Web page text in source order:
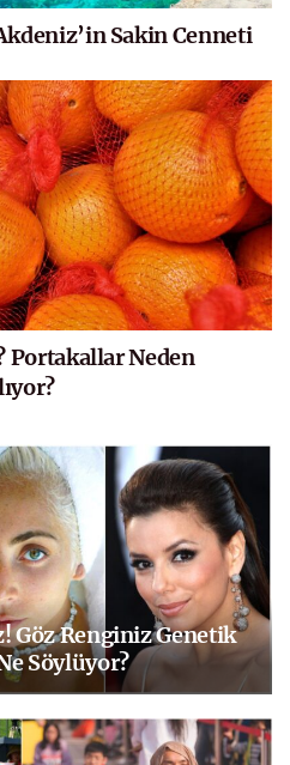
Sakin Cenneti
Neden
Göz Renginiz Genetik
Söylüyor?